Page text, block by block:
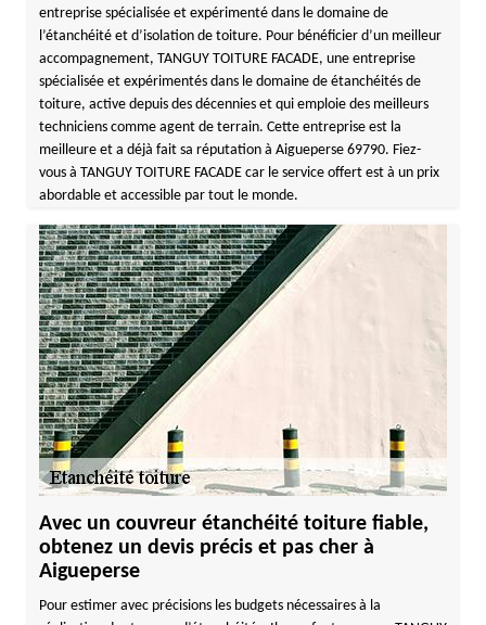
entreprise spécialisée et expérimenté dans le domaine de
l’étanchéité et d’isolation de toiture. Pour bénéficier d’un meilleur
accompagnement, TANGUY TOITURE FACADE, une entreprise
spécialisée et expérimentés dans le domaine de étanchéités de
toiture, active depuis des décennies et qui emploie des meilleurs
techniciens comme agent de terrain. Cette entreprise est la
meilleure et a déjà fait sa réputation à Aigueperse 69790. Fiez-
vous à TANGUY TOITURE FACADE car le service offert est à un prix
abordable et accessible par tout le monde.
Avec un couvreur étanchéité toiture fiable,
obtenez un devis précis et pas cher à
Aigueperse
Pour estimer avec précisions les budgets nécessaires à la